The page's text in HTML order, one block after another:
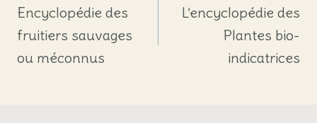
de
l’article
Encyclopédie des
fruitiers sauvages
ou méconnus
L’encyclopédie des
Plantes bio-
indicatrices